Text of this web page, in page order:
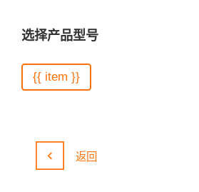
选择产品型号
{{ item }}
返回